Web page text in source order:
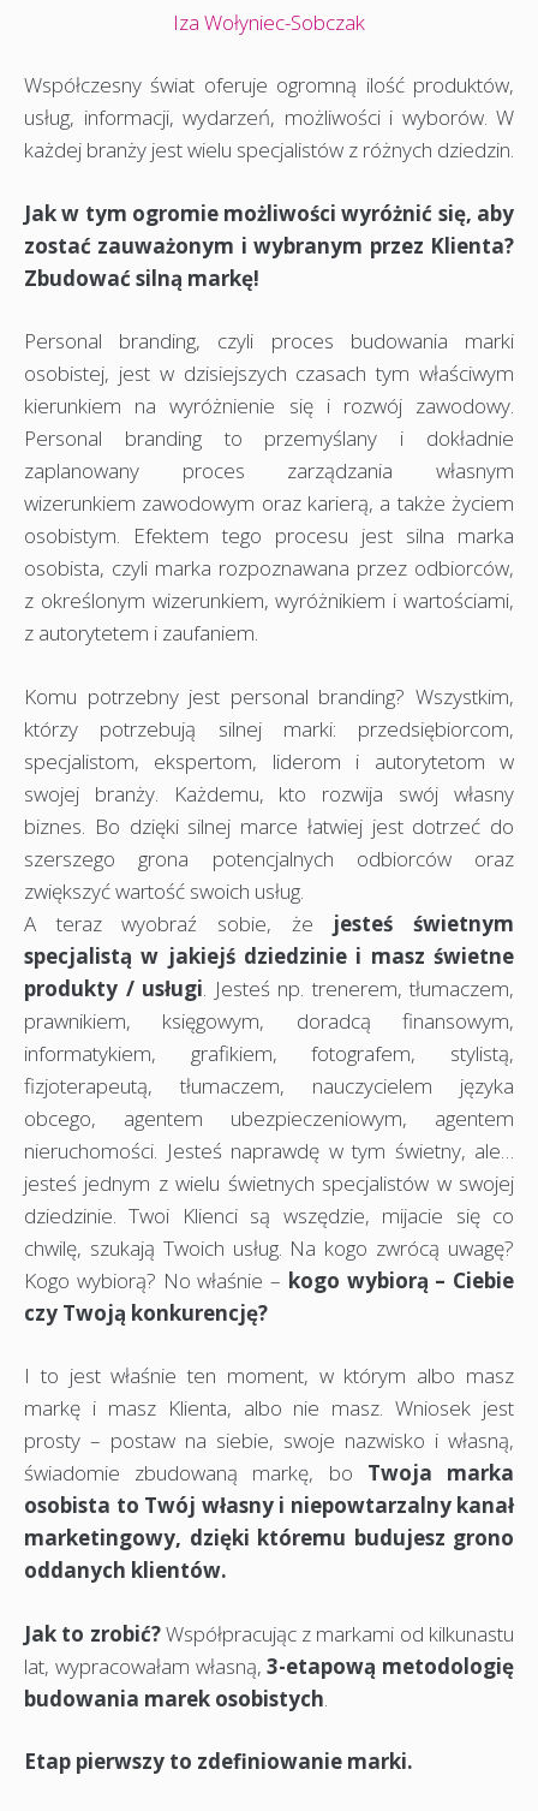
Iza Wołyniec-Sobczak
Współczesny świat oferuje ogromną ilość produktów,
usług, informacji, wydarzeń, możliwości i wyborów. W
każdej branży jest wielu specjalistów z różnych dziedzin.
Jak w tym ogromie możliwości wyróżnić się, aby
zostać zauważonym i wybranym przez Klienta?
Zbudować silną markę!
Personal branding, czyli proces budowania marki
osobistej, jest w dzisiejszych czasach tym właściwym
kierunkiem na wyróżnienie się i rozwój zawodowy.
Personal branding to przemyślany i dokładnie
zaplanowany proces zarządzania własnym
wizerunkiem zawodowym oraz karierą, a także życiem
osobistym. Efektem tego procesu jest silna marka
osobista, czyli marka rozpoznawana przez odbiorców,
z określonym wizerunkiem, wyróżnikiem i wartościami,
z autorytetem i zaufaniem.
Komu potrzebny jest personal branding? Wszystkim,
którzy potrzebują silnej marki: przedsiębiorcom,
specjalistom, ekspertom, liderom i autorytetom w
swojej branży. Każdemu, kto rozwija swój własny
biznes. Bo dzięki silnej marce łatwiej jest dotrzeć do
szerszego grona potencjalnych odbiorców oraz
zwiększyć wartość swoich usług.
A teraz wyobraź sobie, że jesteś świetnym
specjalistą w jakiejś dziedzinie i masz świetne
produkty / usługi . Jesteś np. trenerem, tłumaczem,
prawnikiem, księgowym, doradcą finansowym,
informatykiem, grafikiem, fotografem, stylistą,
fizjoterapeutą, tłumaczem, nauczycielem języka
obcego, agentem ubezpieczeniowym, agentem
nieruchomości. Jesteś naprawdę w tym świetny, ale…
jesteś jednym z wielu świetnych specjalistów w swojej
dziedzinie. Twoi Klienci są wszędzie, mijacie się co
chwilę, szukają Twoich usług. Na kogo zwrócą uwagę?
Kogo wybiorą? No właśnie – kogo wybiorą – Ciebie
czy Twoją konkurencję?
I to jest właśnie ten moment, w którym albo masz
markę i masz Klienta, albo nie masz. Wniosek jest
prosty – postaw na siebie, swoje nazwisko i własną,
świadomie zbudowaną markę, bo Twoja marka
osobista to Twój własny i niepowtarzalny kanał
marketingowy, dzięki któremu budujesz grono
oddanych klientów.
Jak to zrobić?Współpracując z markami od kilkunastu
lat, wypracowałam własną,3-etapową metodologię
budowania marek osobistych
Etap pierwszy to zdefiniowanie marki.